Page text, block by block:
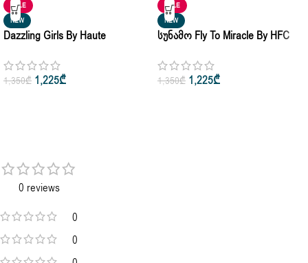
SALE
NEW
Dazzling Girls By Haute
Parfum 3ml • 5ml • 75ml
1,350₾ 1,225₾
SALE
NEW
Სუნამო Fly To Miracle By HFC
De Parfum 3ml • 75ml
1,350₾ 1,225₾
0 reviews
0
0